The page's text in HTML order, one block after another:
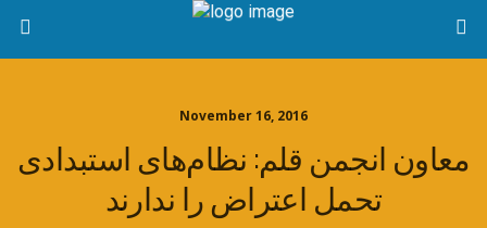
November 16, 2016
معاون انجمن قلم: نظام‌‌های استبدادی
تحمل اعتراض را ندارند